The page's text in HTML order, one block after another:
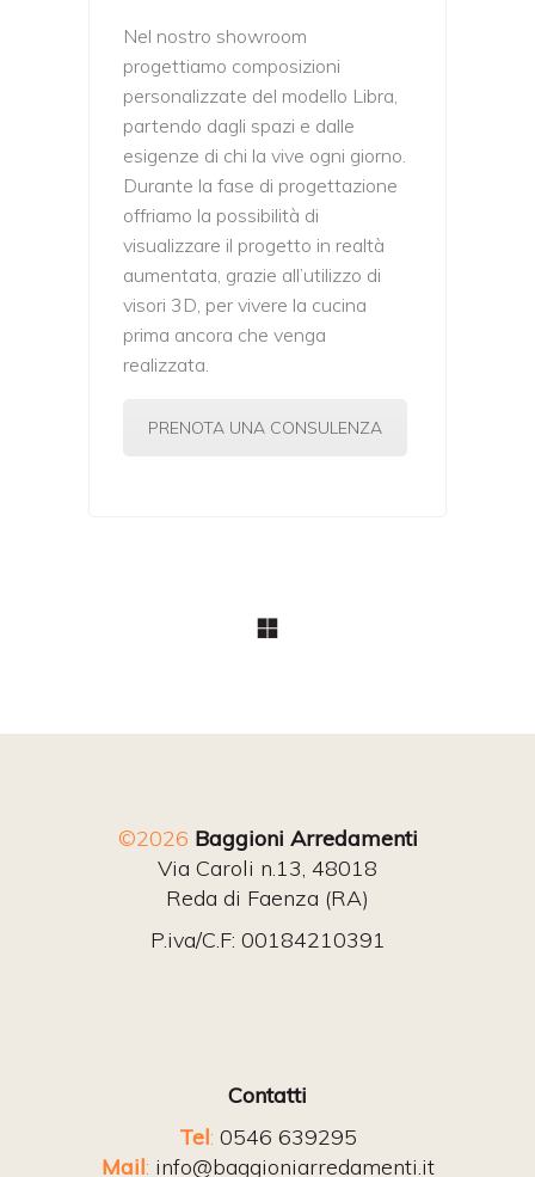
Nel nostro showroom
progettiamo composizioni
personalizzate del modello Libra,
partendo dagli spazi e dalle
esigenze di chi la vive ogni giorno.
Durante la fase di progettazione
offriamo la possibilità di
visualizzare il progetto in realtà
aumentata, grazie all’utilizzo di
visori 3D, per vivere la cucina
prima ancora che venga
realizzata.
PRENOTA UNA CONSULENZA
©2026 Baggioni Arredamenti
Via Caroli n.13, 48018
Reda di Faenza (RA)
P.iva/C.F: 00184210391
Contatti
Tel: 0546 639295
Mail: info@baggioniarredamenti.it